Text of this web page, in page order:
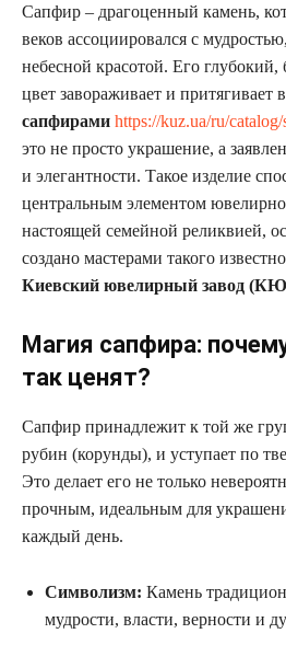
Сапфир – драгоценный камень,
веков ассоциировался с
небесной красотой. Его
цвет завораживает и притягивает
сапфирами https://kuz.ua/ru/
это не просто украшение, а
и элегантности. Такое изделие
центральным элементом
настоящей семейной реликвией,
создано мастерами такого
Киевский ювелирный завод
Магия сапфира:
так ценят?
Сапфир принадлежит к той же
рубин (корунды), и уступает по
Это делает его не только
прочным, идеальным для
каждый день.
Символизм: Камень
мудрости, власти, верности и